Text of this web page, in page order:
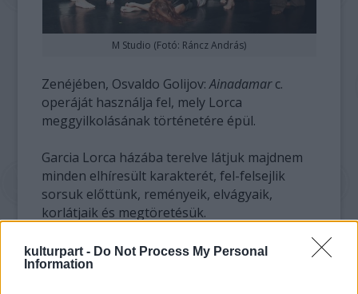
kulturpart - Do Not Process My Personal
Information
M Studio (Fotó: Ráncz András)
Zenéjében, Osvaldo Golijov:Ainadamarc.
operáját használja fel, mely Lorca
meggyilkolásának történetére épül.
Garcia Lorca házába terelve látjuk majdnem
minden elhíresült karakterét, fel-felsejlik
sorsuk előttünk, reményeik, elvágyaik,
korlátjaik és megtöretésük.
A színpadi mozgás, az opera és a lorcai
nyelvezet együttes használatával törekszik az